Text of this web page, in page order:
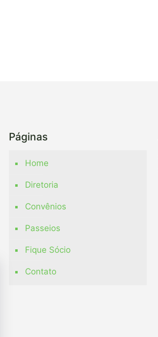
Páginas
Home
Diretoria
Convênios
Passeios
Fique Sócio
Contato